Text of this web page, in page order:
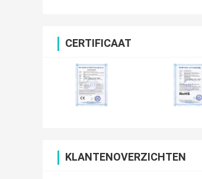
CERTIFICAAT
KLANTENOVERZICHTEN